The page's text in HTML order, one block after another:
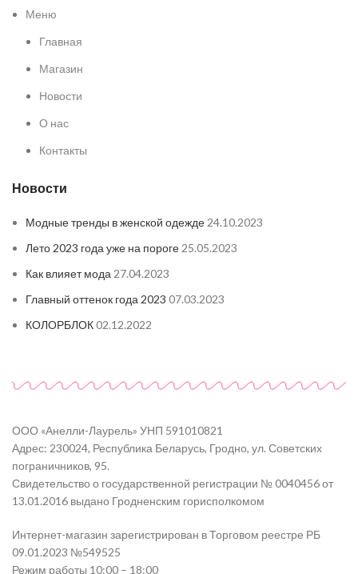
Меню
Главная
Магазин
Новости
О нас
Контакты
Новости
Модные тренды в женской одежде 24.10.2023
Лето 2023 года уже на пороге 25.05.2023
Как влияет мода 27.04.2023
Главный оттенок года 2023 07.03.2023
КОЛОРБЛОК02.12.2022
ООО «Анелли-Лаурель» УНП 591010821
Адрес: 230024, Республика Беларусь, Гродно, ул. Советских
пограничников, 95.
Свидетельство о государственной регистрации № 0040456 от
13.01.2016 выдано Гродненским горисполкомом
Интернет-магазин зарегистрирован в Торговом реестре РБ
09.01.2023 №549525
Режим работы 10:00 – 18:00